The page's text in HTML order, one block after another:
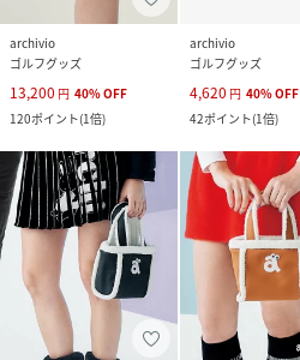
archivio
ゴルフグッズ
13,200 円 40%OFF
120ポイント(1倍)
archivio
ゴルフグッズ
4,620 円 40%OFF
42ポイント(1倍)